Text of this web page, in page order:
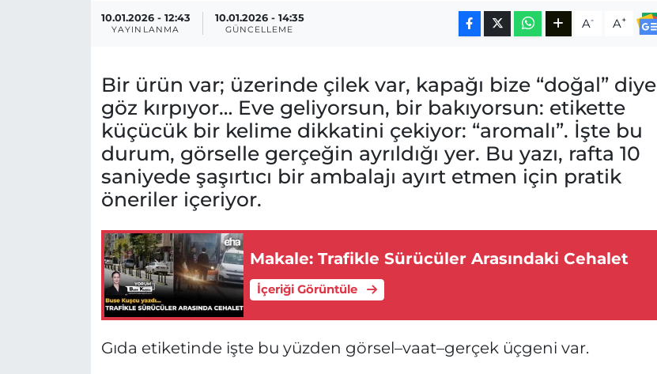
10.01.2026 - 12:43
YAYINLANMA
10.01.2026 - 14:35
GÜNCELLEME A- A+
Bir ürün var; üzerinde çilek var, kapağı bize “doğal” diye
göz kırpıyor… Eve geliyorsun, bir bakıyorsun: etikette
küçücük bir kelime dikkatini çekiyor: “aromalı”. İşte bu
durum, görselle gerçeğin ayrıldığı yer. Bu yazı, rafta 10
saniyede şaşırtıcı bir ambalajı ayırt etmen için pratik
öneriler içeriyor.
Makale: Trafikle Sürücüler Arasındaki Cehalet
İçeriği Görüntüle
Gıda etiketinde işte bu yüzden görsel–vaat–gerçek üçgeni var.